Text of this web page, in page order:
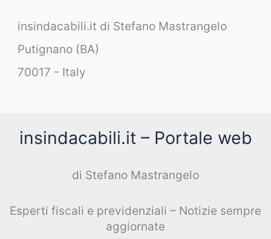
insindacabili.it di Stefano Mastrangelo
Putignano (BA)
70017 - Italy
insindacabili.it – Portale web
di Stefano Mastrangelo
Esperti fiscali e previdenziali – Notizie sempre
aggiornate